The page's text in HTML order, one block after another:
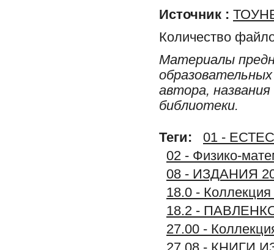
Источник :
Количество
Материалы
автора,
библиотеки.
Теги:
01 -
02 - Физико-
08 - ИЗДАНИЯ
18.0 -
18.2 -
27.00 -